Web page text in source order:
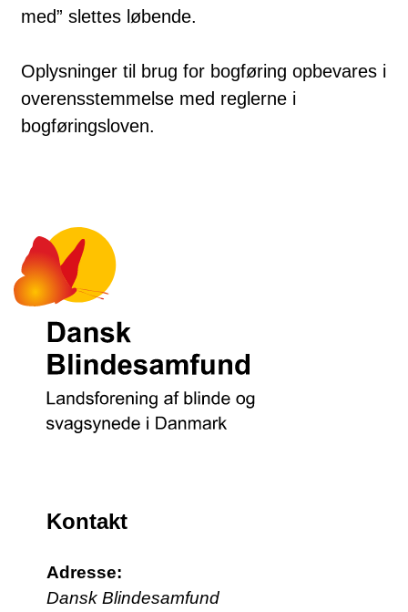
med” slettes løbende.
Oplysninger til brug for bogføring opbevares i
overensstemmelse med reglerne i
bogføringsloven.
Kontakt
Adresse:
Dansk Blindesamfund